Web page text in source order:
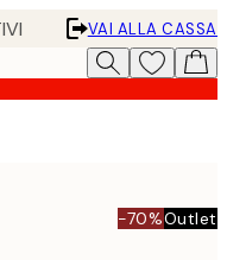
VAI ALLA CASSA
-70%Outlet